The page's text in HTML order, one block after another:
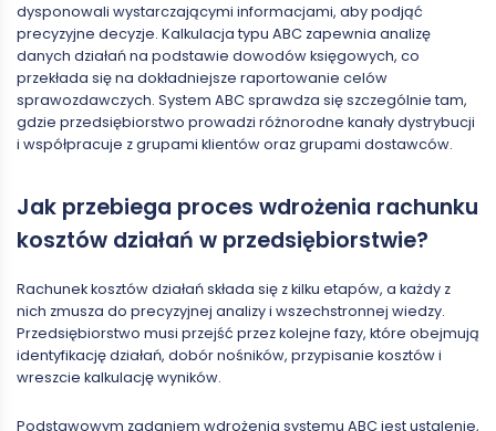
dysponowali wystarczającymi informacjami, aby podjąć
precyzyjne decyzje. Kalkulacja typu ABC zapewnia analizę
danych działań na podstawie dowodów księgowych, co
przekłada się na dokładniejsze raportowanie celów
sprawozdawczych. System ABC sprawdza się szczególnie tam,
gdzie przedsiębiorstwo prowadzi różnorodne kanały dystrybucji
i współpracuje z grupami klientów oraz grupami dostawców.
Jak przebiega proces wdrożenia rachunku
kosztów działań w przedsiębiorstwie?
Rachunek kosztów działań składa się z kilku etapów, a każdy z
nich zmusza do precyzyjnej analizy i wszechstronnej wiedzy.
Przedsiębiorstwo musi przejść przez kolejne fazy, które obejmują
identyfikację działań, dobór nośników, przypisanie kosztów i
wreszcie kalkulację wyników.
Podstawowym zadaniem wdrożenia systemu ABC jest ustalenie,